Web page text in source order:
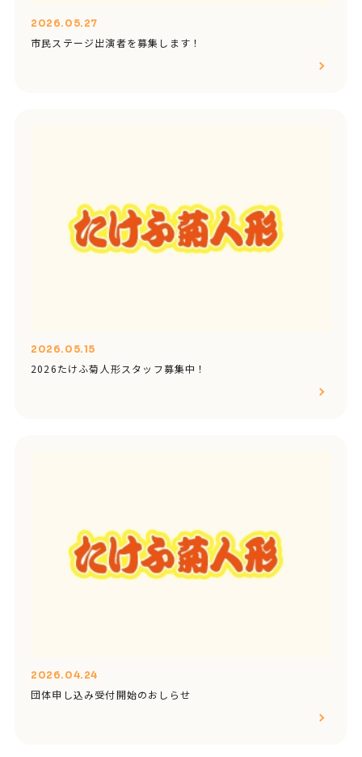
2026.05.27
市民ステージ出演者を募集します！
2026.05.15
2026たけふ菊人形スタッフ募集中！
2026.04.24
団体申し込み受付開始のおしらせ